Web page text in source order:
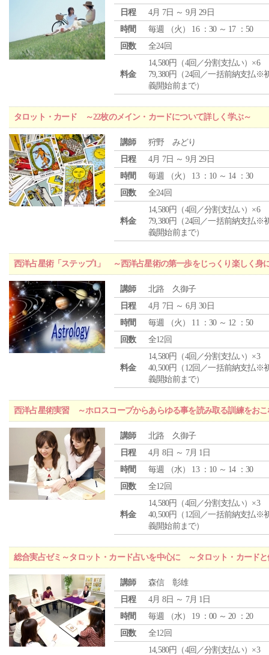
日程
4月 7日 ～ 9月 29日
時間
毎週 （火 ） 16 ：30 ～ 17 ：50
回数
全24回
料金
14,580円（4回／分割支払い）×6
79,380円（24回／一括前納支払※
義開始前まで）
タロット・カード ～22枚のメイン・カードについて詳しく学ぶ～
講師
狩野 みどり
日程
4月 7日 ～ 9月 29日
時間
毎週 （火 ） 13 ：10 ～ 14 ：30
回数
全24回
料金
14,580円（4回／分割支払い）×6
79,380円（24回／一括前納支払※
義開始前まで）
西洋占星術「ステップ1」 ～西洋占星術の第一歩をじっくり楽しく身
講師
北路 久御子
日程
4月 7日 ～ 6月 30日
時間
毎週 （火 ） 11 ：30 ～ 12 ：50
回数
全12回
料金
14,580円（4回／分割支払い）×3
40,500円（12回／一括前納支払※
義開始前まで）
西洋占星術実習 ～ホロスコープからあらゆる事を読み取る訓練をおこ
講師
北路 久御子
日程
4月 8日 ～ 7月 1日
時間
毎週 （水） 13 ：10 ～ 14 ：30
回数
全12回
料金
14,580円（4回／分割支払い）×3
40,500円（12回／一括前納支払※
義開始前まで）
総合実占ゼミ～タロット・カード占いを中心に ～タロット・カード
講師
森信 彰雄
日程
4月 8日 ～ 7月 1日
時間
毎週 （水） 19 ：00 ～ 20 ：20
回数
全12回
14,580円（4回／分割支払い）×3